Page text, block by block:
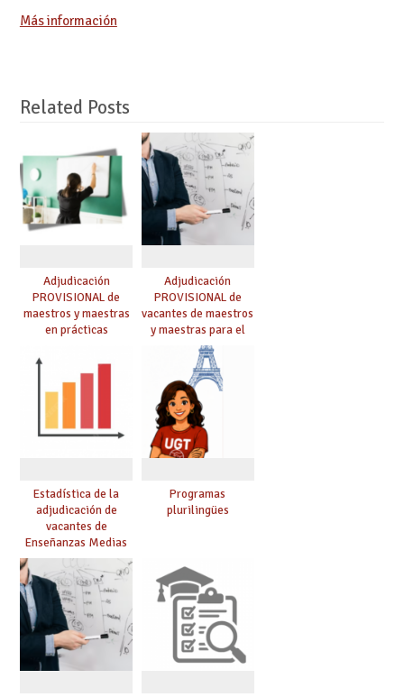
Más información
Related Posts
Adjudicación
PROVISIONAL de
maestros y maestras
en prácticas
Adjudicación
PROVISIONAL de
vacantes de maestros
y maestras para el
curso 26-27
Estadística de la
adjudicación de
vacantes de
Enseñanzas Medias
para el curso 26/27
Programas
plurilingües